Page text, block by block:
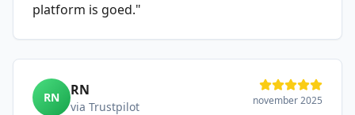
platform is goed."
RN RN
via Trustpilot november 2025